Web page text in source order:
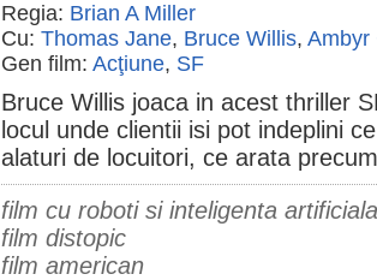
Regia: Brian A Miller
Cu: Thomas Jane, Bruce Willis, Ambyr
Gen film: Acţiune, SF
Bruce Willis joaca in acest thriller
locul unde clientii isi pot indeplini
alaturi de locuitori, ce arata
film cu roboti si inteligenta artificiala
film distopic
film american